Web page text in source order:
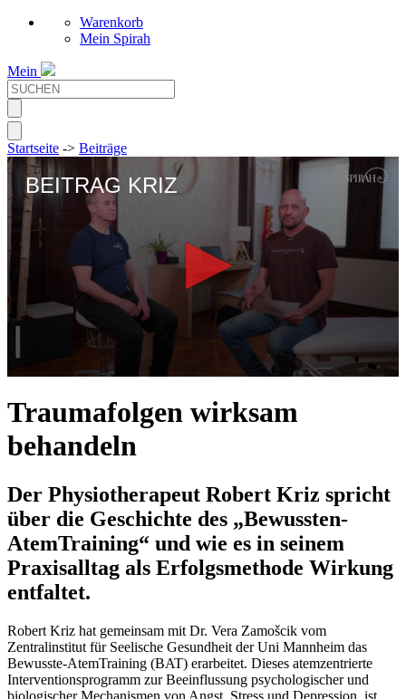
Warenkorb
Mein Spirah
Mein
Startseite -> Beiträge
BEITRAG KRIZ
of
5
minutes,
28
Traumafolgen wirksam
behandeln
Der Physiotherapeut Robert Kriz spricht
über die Geschichte des „Bewussten-
AtemTraining“ und wie es in seinem
Praxisalltag als Erfolgsmethode Wirkung
entfaltet.
Robert Kriz hat gemeinsam mit Dr. Vera Zamošcik vom
Zentralinstitut für Seelische Gesundheit der Uni Mannheim das
Bewusste-AtemTraining (BAT) erarbeitet. Dieses atemzentrierte
Interventionsprogramm zur Beeinflussung psychologischer und
biologischer Mechanismen von Angst, Stress und Depression, ist